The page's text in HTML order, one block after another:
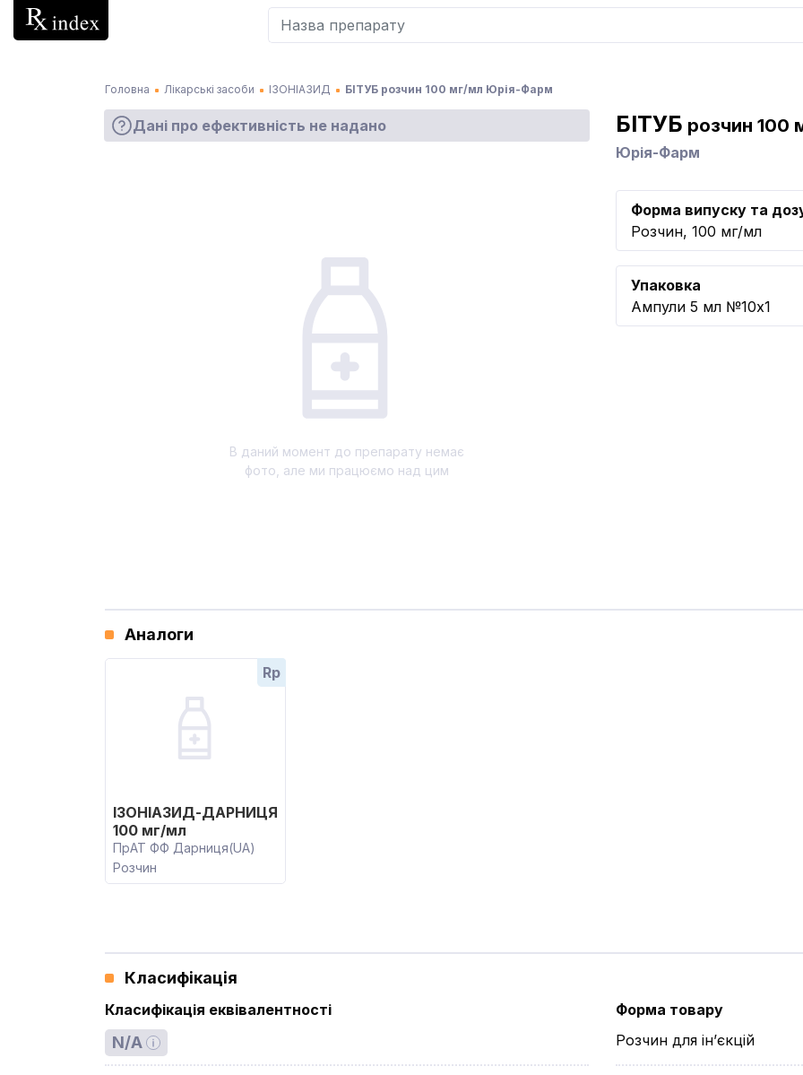
Головна Лікарські засоби ІЗОНІАЗИД БІТУБ розчин 100 мг/мл Юрія-Фарм
Дані про ефективність не надано
В даний момент до препарату немає
фото, але ми працюємо над цим
БІТУБ розчин 100
Юрія-Фарм
Форма випуску та
Розчин, 100 мг/мл
Упаковка
Ампули 5 мл №10x1
Аналоги
Rp
ІЗОНІАЗИД-ДАРНИЦЯ
100 мг/мл
ПрАТ ФФ Дарниця(UA)
Розчин
Класифікація
Класифікація еквівалентності
N/A
Форма товару
Розчин для ін’єкцій